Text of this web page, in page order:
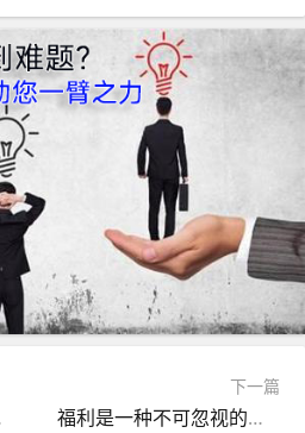
?
下一篇
福利是一种不可忽视的变相薪资